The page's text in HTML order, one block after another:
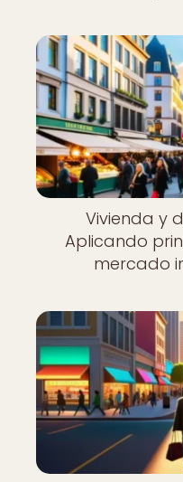
Vivienda y
Aplicando
mercado